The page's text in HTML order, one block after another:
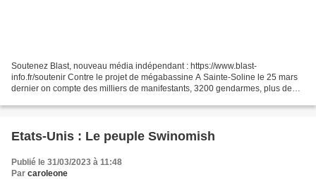
Soutenez Blast, nouveau média indépendant : https://www.blast-
info.fr/soutenir Contre le projet de mégabassine A Sainte-Soline le 25 mars
dernier on compte des milliers de manifestants, 3200 gendarmes, plus de
Etats-Unis : Le peuple Swinomish
Publié le 31/03/2023 à 11:48
Par caroleone